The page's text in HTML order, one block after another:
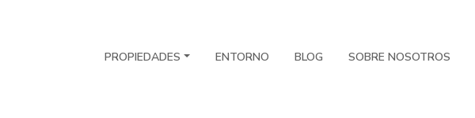
PROPIEDADES ENTORNO BLOG SOBRE NOSOTROS